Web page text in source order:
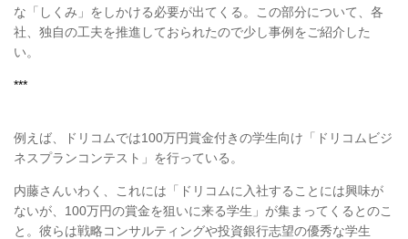
な「しくみ」をしかける必要が出てくる。この部分について、各
社、独自の工夫を推進しておられたので少し事例をご紹介した
い。
***
例えば、ドリコムでは100万円賞金付きの学生向け「ドリコムビジ
ネスプランコンテスト」を行っている。
内藤さんいわく、これには「ドリコムに入社することには興味が
ないが、100万円の賞金を狙いに来る学生」が集まってくるとのこ
と。彼らは戦略コンサルティングや投資銀行志望の優秀な学生